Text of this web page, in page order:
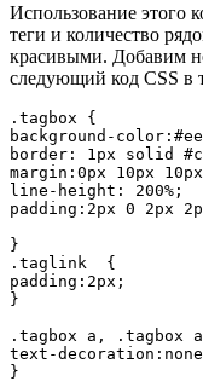
Использование этого
теги и количество
красивыми. Добавим
следующий код CSS в
.tagbox {
background-
border: 1px solid
margin:0px 10px
line-height: 200%;
padding:2px 0 2px
}
.taglink  {
padding:2px;
}
.tagbox a, .tagbox
text-
}